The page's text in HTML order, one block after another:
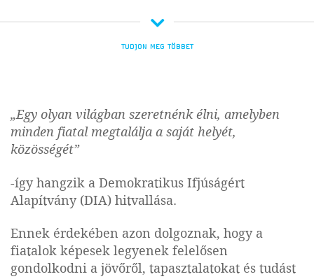
TUDJON MEG TÖBBET
„Egy olyan világban szeretnénk élni, amelyben
minden fiatal megtalálja a saját helyét,
közösségét”
-így hangzik a Demokratikus Ifjúságért
Alapítvány (DIA) hitvallása.
Ennek érdekében azon dolgoznak, hogy a
fiatalok képesek legyenek felelősen
gondolkodni a jövőről, tapasztalatokat és tudást